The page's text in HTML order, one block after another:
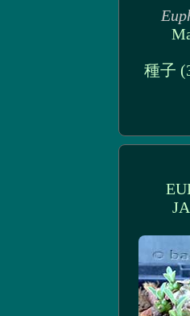
種子